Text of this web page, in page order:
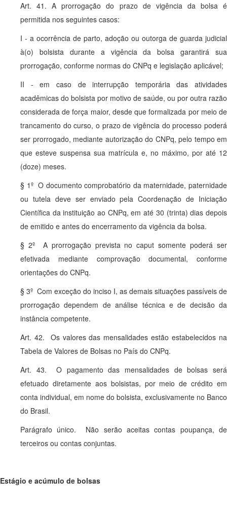
Art. 41. A prorrogação do prazo de vigência da bolsa é
permitida nos seguintes casos:
I - a ocorrência de parto, adoção ou outorga de guarda judicial
à(o) bolsista durante a vigência da bolsa garantirá sua
prorrogação, conforme normas do CNPq e legislação aplicável;
II - em caso de interrupção temporária das atividades
acadêmicas do bolsista por motivo de saúde, ou por outra razão
considerada de força maior, desde que formalizada por meio de
trancamento do curso, o prazo de vigência do processo poderá
ser prorrogado, mediante autorização do CNPq, pelo tempo em
que esteve suspensa sua matrícula e, no máximo, por até 12
(doze) meses.
§ 1º O documento comprobatório da maternidade, paternidade
ou tutela deve ser enviado pela Coordenação de Iniciação
Científica da instituição ao CNPq, em até 30 (trinta) dias depois
de emitido e antes do encerramento da vigência da bolsa.
§ 2º A prorrogação prevista no caput somente poderá ser
efetivada mediante comprovação documental, conforme
orientações do CNPq.
§ 3º Com exceção do inciso I, as demais situações passíveis de
prorrogação dependem de análise técnica e de decisão da
instância competente.
Art. 42. Os valores das mensalidades estão estabelecidos na
Tabela de Valores de Bolsas no País do CNPq.
Art. 43. O pagamento das mensalidades de bolsas será
efetuado diretamente aos bolsistas, por meio de crédito em
conta individual, em nome do bolsista, exclusivamente no Banco
do Brasil.
Parágrafo único. Não serão aceitas contas poupança, de
terceiros ou contas conjuntas.
Estágio e acúmulo de bolsas